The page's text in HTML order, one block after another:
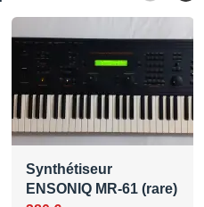
Synthétiseur
ENSONIQ MR-61 (rare)